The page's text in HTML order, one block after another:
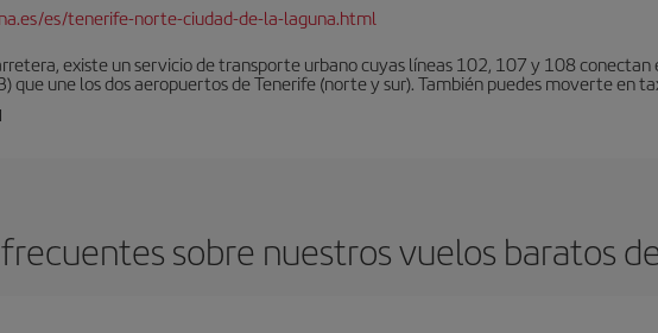
es/tenerife-norte-ciudad-de-la-laguna.html
existe un servicio de transporte urbano cuyas líneas 102, 107 y 108 conectan
que une los dos aeropuertos de Tenerife (norte y sur). También puedes moverte en
sobre nuestros vuelos baratos